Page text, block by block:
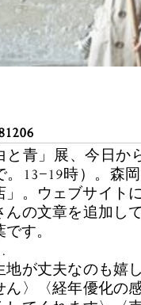
と青」展、今日
。13−19時）。森
」。ウェブサイト
んの文章を追加し
す。
地が丈夫なのも嬉
ん〉〈経年優化の